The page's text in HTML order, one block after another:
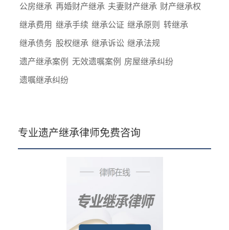
公房继承 再婚财产继承 夫妻财产继承 财产继承权
继承费用 继承手续 继承公证 继承原则 转继承
继承债务 股权继承 继承诉讼 继承法规
遗产继承案例 无效遗嘱案例 房屋继承纠纷
遗嘱继承纠纷
专业遗产继承律师免费咨询